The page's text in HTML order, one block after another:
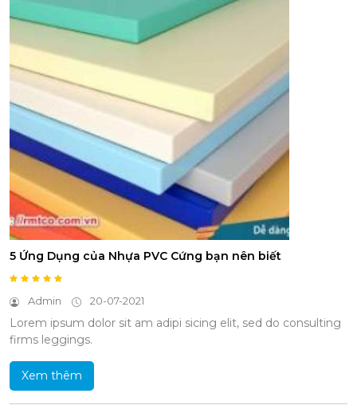
5 Ứng Dụng của Nhựa PVC Cứng bạn nên biết
Admin 20-07-2021
Lorem ipsum dolor sit am adipi sicing elit, sed do consulting
firms leggings.
Xem thêm